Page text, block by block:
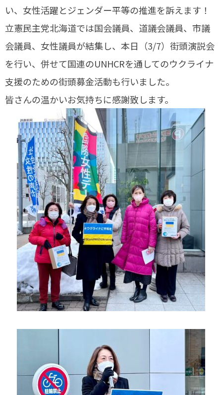
い、女性活躍とジェンダー平等の推進を訴えます！
立憲民主党北海道では国会議員、道議会議員、市議
会議員、女性議員が結集し、本日（3/7）街頭演説会
を行い、併せて国連のUNHCRを通してのウクライナ
支援のための街頭募金活動も行いました。
皆さんの温かいお気持ちに感謝致します。